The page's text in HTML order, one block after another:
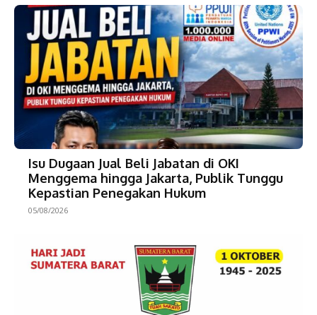
Isu Dugaan Jual Beli Jabatan di OKI
Menggema hingga Jakarta, Publik Tunggu
Kepastian Penegakan Hukum
05/08/2026